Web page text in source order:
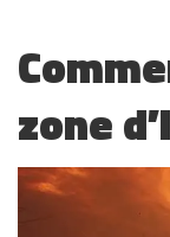
No promotions,
📲Instant
Everything arrives
zone